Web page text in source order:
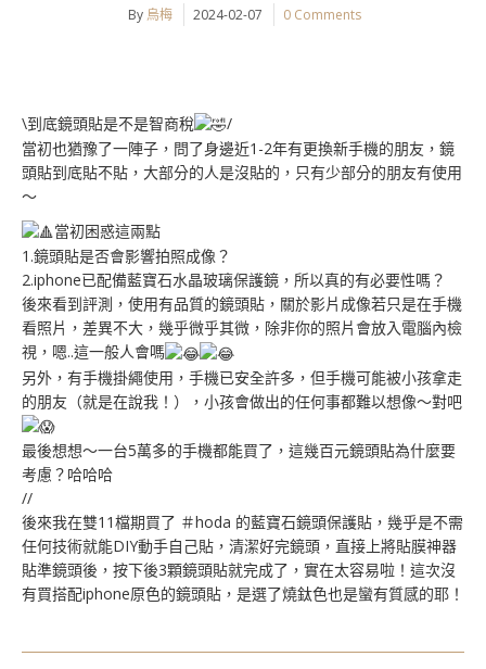
By 烏梅 2024-02-07 0 Comments
\到底鏡頭貼是不是智商稅
/
當初也猶豫了一陣子，問了身邊近1-2年有更換新手機的朋友，鏡
頭貼到底貼不貼，大部分的人是沒貼的，只有少部分的朋友有使用
～
當初困惑這兩點
1.鏡頭貼是否會影響拍照成像？
2.iphone已配備藍寶石水晶玻璃保護鏡，所以真的有必要性嗎？
後來看到評測，使用有品質的鏡頭貼，關於影片成像若只是在手機
看照片，差異不大，幾乎微乎其微，除非你的照片會放入電腦內檢
視，嗯..這一般人會嗎
另外，有手機掛繩使用，手機已安全許多，但手機可能被小孩拿走
的朋友（就是在說我！），小孩會做出的任何事都難以想像～對吧
最後想想～一台5萬多的手機都能買了，這幾百元鏡頭貼為什麼要
考慮？哈哈哈
//
後來我在雙11檔期買了 ＃hoda 的藍寶石鏡頭保護貼，幾乎是不需
任何技術就能DIY動手自己貼，清潔好完鏡頭，直接上將貼膜神器
貼準鏡頭後，按下後3顆鏡頭貼就完成了，實在太容易啦！這次沒
有買搭配iphone原色的鏡頭貼，是選了燒鈦色也是蠻有質感的耶！